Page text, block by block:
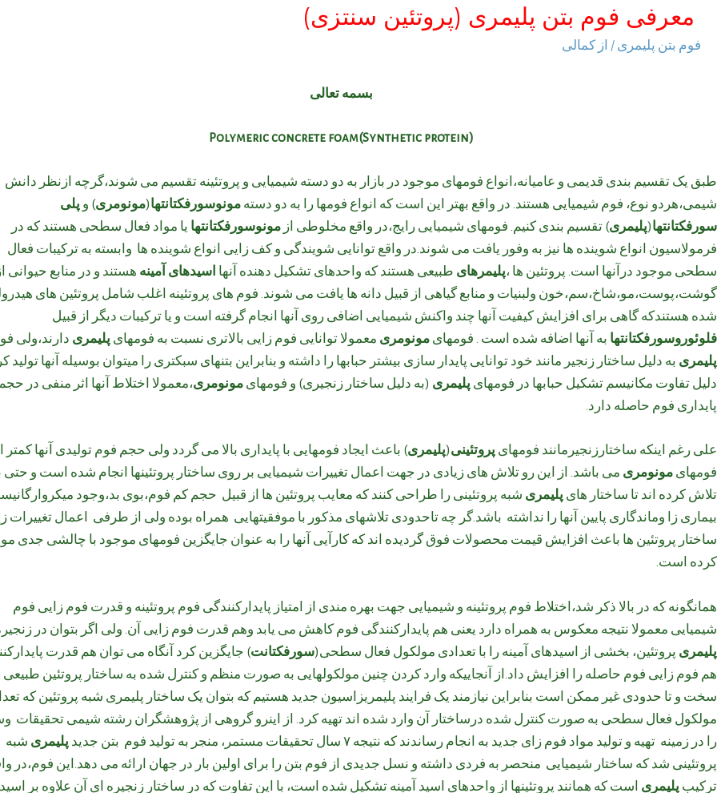
معرفی فوم بتن پلیمری (پروتئین سنتزی)
فوم بتن پلیمری / از کمالی
بسمه تعالی
(Polymeric concrete foam(Synthetic protein
طبق یک تقسیم بندی قدیمی و عامیانه،انواع فومهای موجود در بازار به دو دسته شیمیایی و پروتئینه تقسیم می شوند،گرچه ازنظر دانش
شیمی،هردو نوع، فوم شیمیایی هستند. در واقع بهتر این است که انواع فومها را به دو دسته مونوسورفکتانتها(مونومری) و پلی
سورفکتانتها(پلیمری) تقسیم بندی کنیم. فومهای شیمیایی رایج،در واقع مخلوطی از مونوسورفکتانتها یا مواد فعال سطحی هستند که در
فرمولاسیون انواع شوینده ها نیز به وفور یافت می شوند.در واقع توانایی شویندگی و کف زایی انواع شوینده ها وابسته به ترکیبات فعال
سطحی موجود درآنها است. پروتئین ها ،پلیمرهای طبیعی هستند که واحدهای تشکیل دهنده آنها اسیدهای آمینه هستند و در منابع حیوانی
گوشت،پوست،مو،شاخ،سم،خون ولبنیات و منابع گیاهی از قبیل دانه ها یافت می شوند. فوم های پروتئینه اغلب شامل پروتئین های
شده هستندکه گاهی برای افزایش کیفیت آنها چند واکنش شیمیایی اضافی روی آنها انجام گرفته است و یا ترکیبات دیگر از قبیل
فلوئوروسورفکتانتها به آنها اضافه شده است . فومهای مونومری معمولا توانایی فوم زایی بالاتری نسبت به فومهای پلیمری دارند،ولی
پلیمری به دلیل ساختار زنجیر مانند خود توانایی پایدار سازی بیشتر حبابها را داشته و بنابراین بتنهای سبکتری را میتوان بوسیله آنها تولید
دلیل تفاوت مکانیسم تشکیل حبابها در فومهای پلیمری (به دلیل ساختار زنجیری) و فومهای مونومری،معمولا اختلاط آنها اثر منفی در
پایداری فوم حاصله دارد.
علی رغم اینکه ساختارزنجیرمانند فومهای پروتئینی(پلیمری) باعث ایجاد فومهایی با پایداری بالا می گردد ولی حجم فوم تولیدی آنها کمتر
فومهای مونومری می باشد. از این رو تلاش های زیادی در جهت اعمال تغییرات شیمیایی بر روی ساختار پروتئینها انجام شده است و
تلاش کرده اند تا ساختار های پلیمری شبه پروتئینی را طراحی کنند که معایب پروتئین ها از قبیل حجم کم فوم،بوی بد،وجود
بیماری زا وماندگاری پایین آنها را نداشته باشد.گر چه تاحدودی تلاشهای مذکور با موفقیتهایی همراه بوده ولی از طرفی اعمال تغییرات
ساختار پروتئین ها باعث افزایش قیمت محصولات فوق گردیده اند که کارآیی آنها را به عنوان جایگزین فومهای موجود با چالشی جدی
کرده است.
همانگونه که در بالا ذکر شد،اختلاط فوم پروتئینه و شیمیایی جهت بهره مندی از امتیاز پایدارکنندگی فوم پروتئینه و قدرت فوم زایی فوم
شیمیایی معمولا نتیجه معکوس به همراه دارد یعنی هم پایدارکنندگی فوم کاهش می یابد وهم قدرت فوم زایی آن. ولی اگر بتوان در
پلیمری پروتئین، بخشی از اسیدهای آمینه را با تعدادی مولکول فعال سطحی(سورفکتانت) جایگزین کرد آنگاه می توان هم قدرت
هم فوم زایی فوم حاصله را افزایش داد.از آنجاییکه وارد کردن چنین مولکولهایی به صورت منظم و کنترل شده به ساختار پروتئین طبیعی
سخت و تا حدودی غیر ممکن است بنابراین نیازمند یک فرایند پلیمریزاسیون جدید هستیم که بتوان یک ساختار پلیمری شبه پروتئین که
مولکول فعال سطحی به صورت کنترل شده درساختار آن وارد شده اند تهیه کرد. از اینرو گروهی از پژوهشگران رشته شیمی تحقیقات
را در زمینه تهیه و تولید مواد فوم زای جدید به انجام رساندند که نتیجه ۷ سال تحقیقات مستمر، منجر به تولید فوم بتن جدید
پلیمری شبه
پروتئینی شد که ساختار شیمیایی منحصر به فردی داشته و نسل جدیدی از فوم بتن را برای اولین بار در جهان ارائه می دهد.این فوم،در
ترکیب پلیمری است که همانند پروتئینها از واحدهای اسید آمینه تشکیل شده است، با این تفاوت که در ساختار زنجیره ای آن علاوه بر